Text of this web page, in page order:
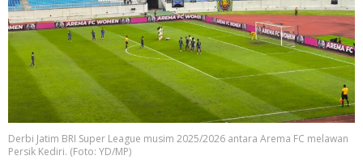
Derbi Jatim BRI Super League musim 2025/2026 antara Arema FC melawan
Persik Kediri. (Foto: YD/MP)